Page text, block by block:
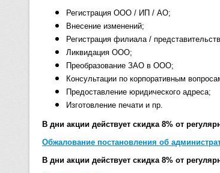
Регистрация ООО / ИП / АО;
Внесение изменений;
Регистрация филиала /
Ликвидация ООО;
Преобразование ЗАО в ООО;
Консультации по корпоративным
Предоставление юридического адреса;
Изготовление печати и пр.
В дни акции действует скидка 8% от
Обжалование постановления об
В дни акции действует скидка 8% от